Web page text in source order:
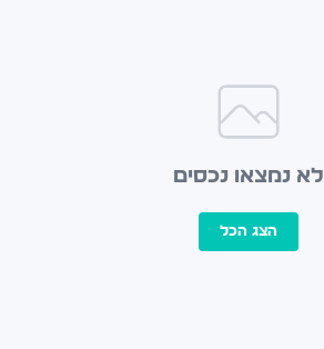
לא נמצאו נכסים
הצג הכל